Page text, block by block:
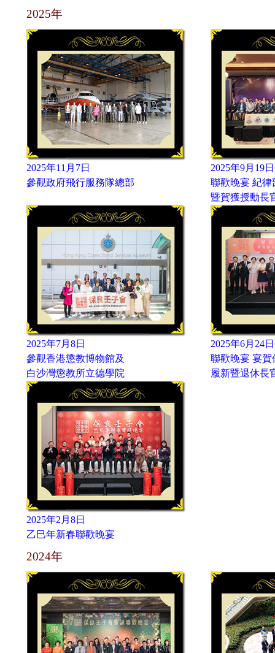
2025年
2025年11月7日
參觀政府飛行服務隊總部
2025年9月19日
聯歡晚宴 紀律
暨賀獲授勳長
2025年7月8日
參觀香港懲教博物館及
白沙灣懲教所立德學院
2025年6月24日
聯歡晚宴 宴賀
履新暨退休長
2025年2月8日
乙巳年新春聯歡晚宴
2024年